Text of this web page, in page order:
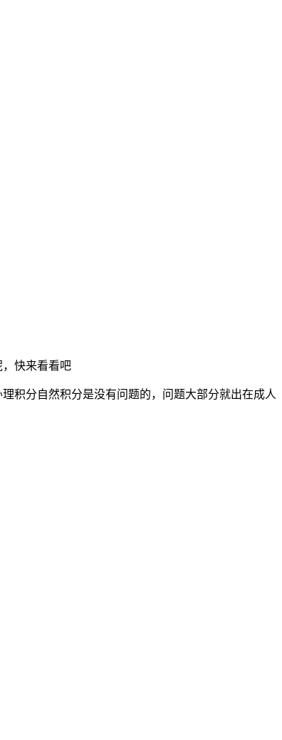
快来看看吧
积分自然积分是没有问题的，问题大部分就出在成人